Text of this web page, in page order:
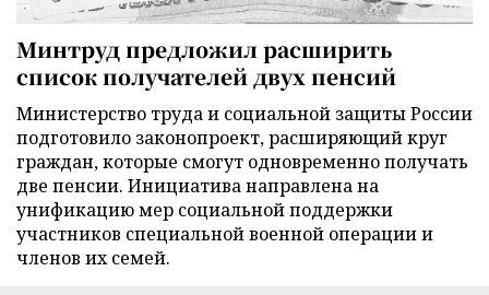
Минтруд предложил расширить
список получателей двух пенсий
Министерство труда и социальной защиты России
подготовило законопроект, расширяющий круг
граждан, которые смогут одновременно получать
две пенсии. Инициатива направлена на
унификацию мер социальной поддержки
участников специальной военной операции и
членов их семей.